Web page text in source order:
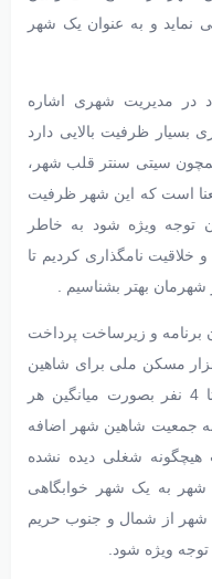
نماید و به عنوان یک شهر
در مدیریت شهری اشاره
ظرفیت بالایی دارد
سیتی سنتر قلب شهر،
است که این شهر ظرفیت
توجه ویژه شود به خاطر
خلاقیت نامگذاری کردیم تا
بهتر بشناسیم .
برنامه و زیرساخت پرداخت
داشت : طبق برنامه دولت 53 هزار مسکن ملی برای شاهین
شهر دیده شده است که با ظریب 3 تا 4 نفر بصورت میانگین هر
آینده 160 هزار نفر به جمعیت شاهین شهر اضافه
شغلی دیده نشده
به یک شهر خوابگاهی
شهر از شمال و جنوب حریم
ویژه شود.